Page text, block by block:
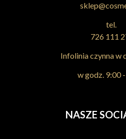
tel.
726 111
Infolinia czynna w
w godz. 9:00
NASZE